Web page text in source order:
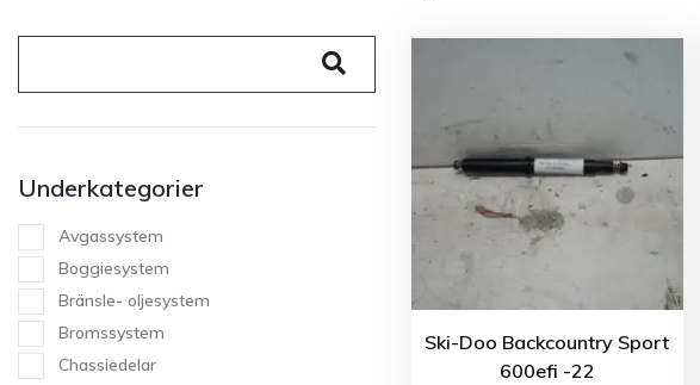
Underkategorier
Avgassystem
Boggiesystem
Bränsle- oljesystem
Bromssystem
Chassiedelar
Ski-Doo Backcountry Sport
600efi -22